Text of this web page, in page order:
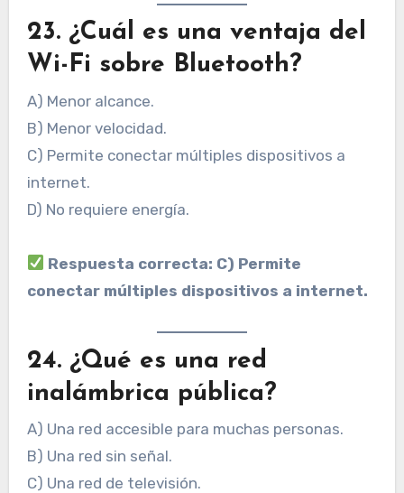
23. ¿Cuál es una ventaja del
Wi-Fi sobre Bluetooth?
A) Menor alcance.
B) Menor velocidad.
C) Permite conectar múltiples dispositivos a
internet.
D) No requiere energía.
Respuesta correcta: C) Permite
conectar múltiples dispositivos a internet.
24. ¿Qué es una red
inalámbrica pública?
A) Una red accesible para muchas personas.
B) Una red sin señal.
C) Una red de televisión.